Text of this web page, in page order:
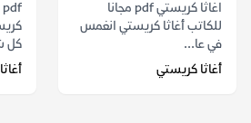
اغاثا كريستي pdf مجانا
للكاتب أغاثا كريستي انغمس
في عا...
أغاثا كريستي
كل